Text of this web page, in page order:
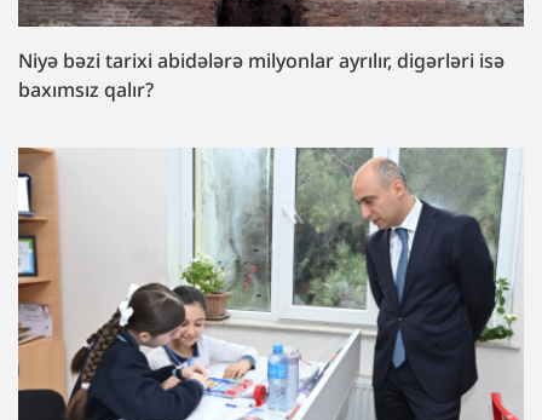
Niyə bəzi tarixi abidələrə milyonlar ayrılır, digərləri isə
baxımsız qalır?